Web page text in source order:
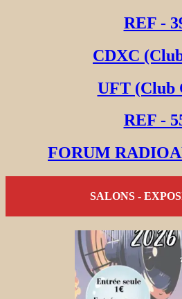
REF -
CDXC
UFT (Club
REF -
FORUM
SALONS -